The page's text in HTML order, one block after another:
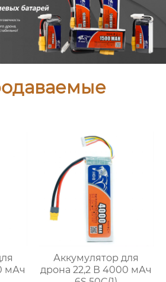
мАч
Аккумулятор для
дрона 22,2 В 4000 мАч